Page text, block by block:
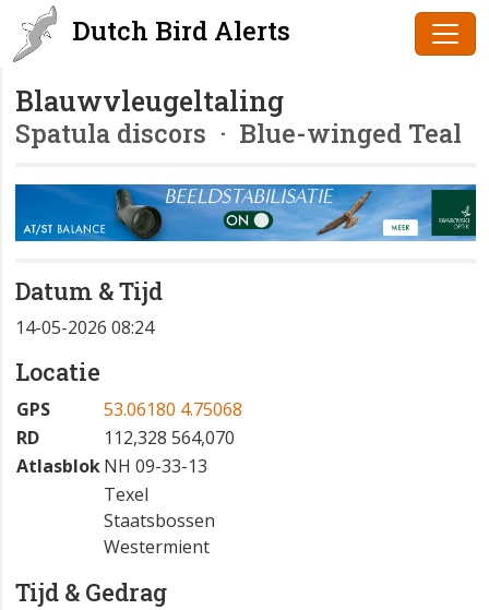
Dutch Bird Alerts
Blauwvleugeltaling
Spatula discors · Blue-winged Teal
Datum & Tijd
14-05-2026 08:24
Locatie
GPS
53.06180 4.75068
RD
112,328 564,070
AtlasblokNH 09-33-13
Texel
Staatsbossen
Westermient
Tijd & Gedrag